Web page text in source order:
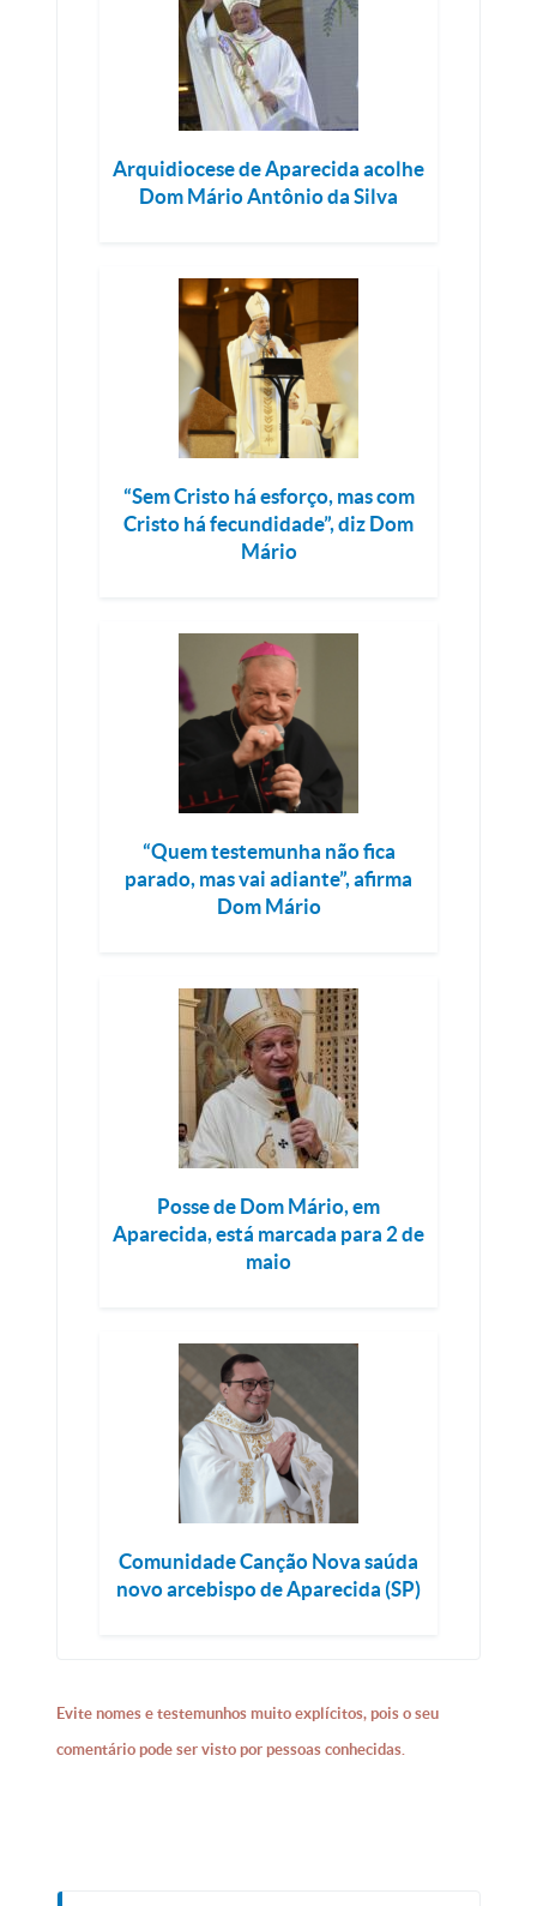
Arquidiocese de Aparecida acolhe
Dom Mário Antônio da Silva
“Sem Cristo há esforço, mas com
Cristo há fecundidade”, diz Dom
Mário
“Quem testemunha não fica
parado, mas vai adiante”, afirma
Dom Mário
Posse de Dom Mário, em
Aparecida, está marcada para 2 de
maio
Comunidade Canção Nova saúda
novo arcebispo de Aparecida (SP)
Evite nomes e testemunhos muito explícitos, pois o seu
comentário pode ser visto por pessoas conhecidas.